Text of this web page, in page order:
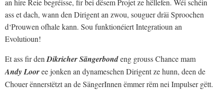
an hire Reie begréisse, fir bei dësem Projet ze hëllefen. Wéi schéin
ass et dach, wann den Dirigent an zwou, souguer dräi Sproochen
d‘Prouwen ofhale kann. Sou funktionéiert Integratioun an
Evolutioun!
Et ass fir denDikricher Sängerbondeng grouss Chance mam
Andy Looree jonken an dynameschen Dirigent ze hunn, deen de
Chouer ënnerstëtzt an de SängerInnen ëmmer rëm nei Impulser gëtt.